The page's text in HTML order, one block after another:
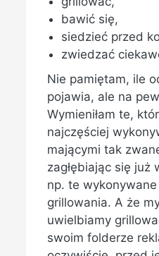
bawić się,
siedzieć przed
zwiedzać
Nie pamiętam, ile
pojawia, ale na
Wymieniłam te,
najczęściej
mającymi tak
zagłębiając się już
np. te
grillowania. A że
uwielbiamy
swoim folderze